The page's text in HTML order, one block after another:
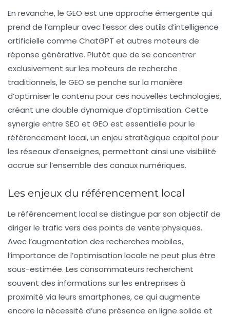
En revanche, le GEO est une approche émergente qui
prend de l’ampleur avec l’essor des outils d’intelligence
artificielle comme ChatGPT et autres moteurs de
réponse générative. Plutôt que de se concentrer
exclusivement sur les moteurs de recherche
traditionnels, le GEO se penche sur la manière
d’optimiser le contenu pour ces nouvelles technologies,
créant une double dynamique d’optimisation. Cette
synergie entre SEO et GEO est essentielle pour le
référencement local, un enjeu stratégique capital pour
les réseaux d’enseignes, permettant ainsi une visibilité
accrue sur l’ensemble des canaux numériques.
Les enjeux du référencement local
Le référencement local se distingue par son objectif de
diriger le trafic vers des points de vente physiques.
Avec l’augmentation des recherches mobiles,
l’importance de l’optimisation locale ne peut plus être
sous-estimée. Les consommateurs recherchent
souvent des informations sur les entreprises à
proximité via leurs smartphones, ce qui augmente
encore la nécessité d’une présence en ligne solide et